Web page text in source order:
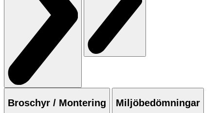
Broschyr / Montering Miljöbedömningar